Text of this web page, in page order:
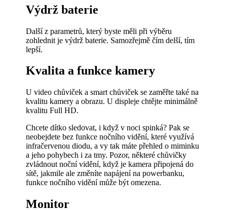
Výdrž baterie
Další z parametrů, který byste měli při výběru
zohlednit je výdrž baterie. Samozřejmě čím delší, tím
lepší.
Kvalita a funkce kamery
U video chůviček a smart chůviček se zaměřte také na
kvalitu kamery a obrazu. U displeje chtějte minimálně
kvalitu Full HD.
Chcete dítko sledovat, i když v noci spinká? Pak se
neobejdete bez funkce nočního vidění, které využívá
infračervenou diodu, a vy tak máte přehled o miminku
a jeho pohybech i za tmy. Pozor, některé chůvičky
zvládnout noční vidění, když je kamera připojená do
sítě, jakmile ale změníte napájení na powerbanku,
funkce nočního vidění může být omezena.
Monitor